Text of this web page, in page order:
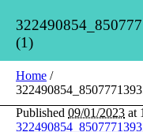
(1)
Home /
Published 09/01/2023 at